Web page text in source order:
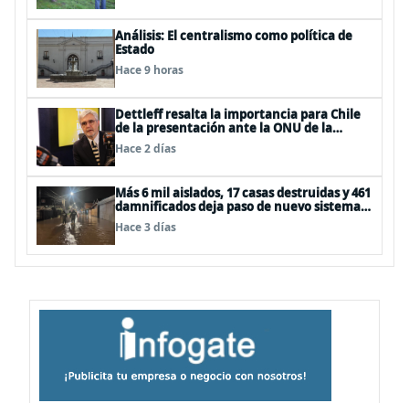
Análisis: El centralismo como política de
Estado
Hace 9 horas
Dettleff resalta la importancia para Chile
de la presentación ante la ONU de la
Plataforma Continental Extendida del
Archipiélago Juan Fernández
Hace 2 días
Más 6 mil aislados, 17 casas destruidas y 461
damnificados deja paso de nuevo sistema
frontal
Hace 3 días